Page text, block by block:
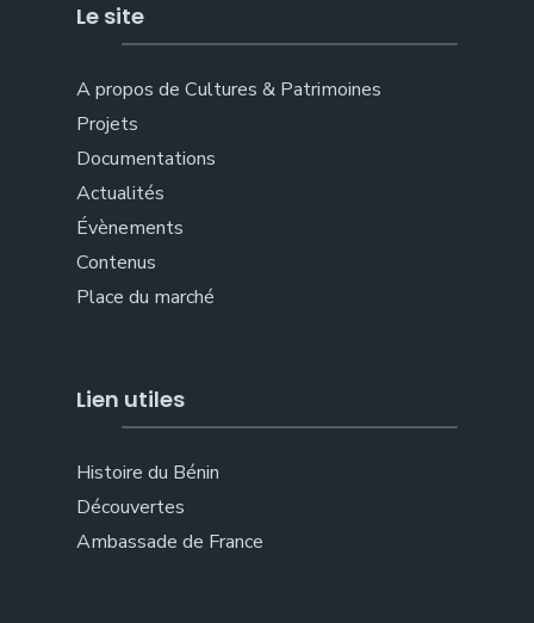
Le site
A propos de Cultures & Patrimoines
Projets
Documentations
Actualités
Évènements
Contenus
Place du marché
Lien utiles
Histoire du Bénin
Découvertes
Ambassade de France